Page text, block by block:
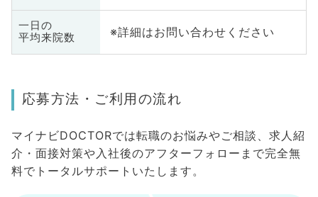
一日の
平均来院数
※詳細はお問い合わせください
応募方法・ご利用の流れ
マイナビDOCTORでは転職のお悩みやご相談、求人紹
介・面接対策や入社後のアフターフォローまで完全無
料でトータルサポートいたします。